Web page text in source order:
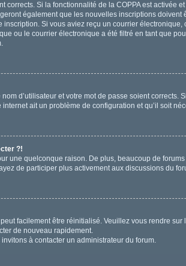
Si la fonctionnalité de la COPPA est activée
également que les nouvelles inscriptions
Si vous aviez reçu un courrier
ou le courrier électronique a été filtré en tant que
d’utilisateur et votre mot de passe soient
ait un problème de configuration et qu’il soit
?!
une quelconque raison. De plus, beaucoup de
de participer plus activement aux discussions du
facilement être réinitialisé. Veuillez vous rendre
de nouveau rapidement.
à contacter un administrateur du forum.